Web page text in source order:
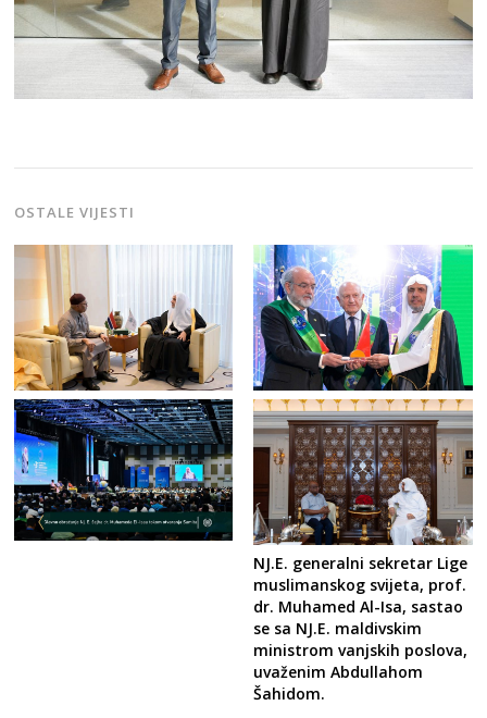
OSTALE VIJESTI
NJ.E. generalni sekretar Lige
muslimanskog svijeta, prof.
dr. Muhamed Al-Isa, sastao
se sa NJ.E. maldivskim
ministrom vanjskih poslova,
uvaženim Abdullahom
Šahidom.